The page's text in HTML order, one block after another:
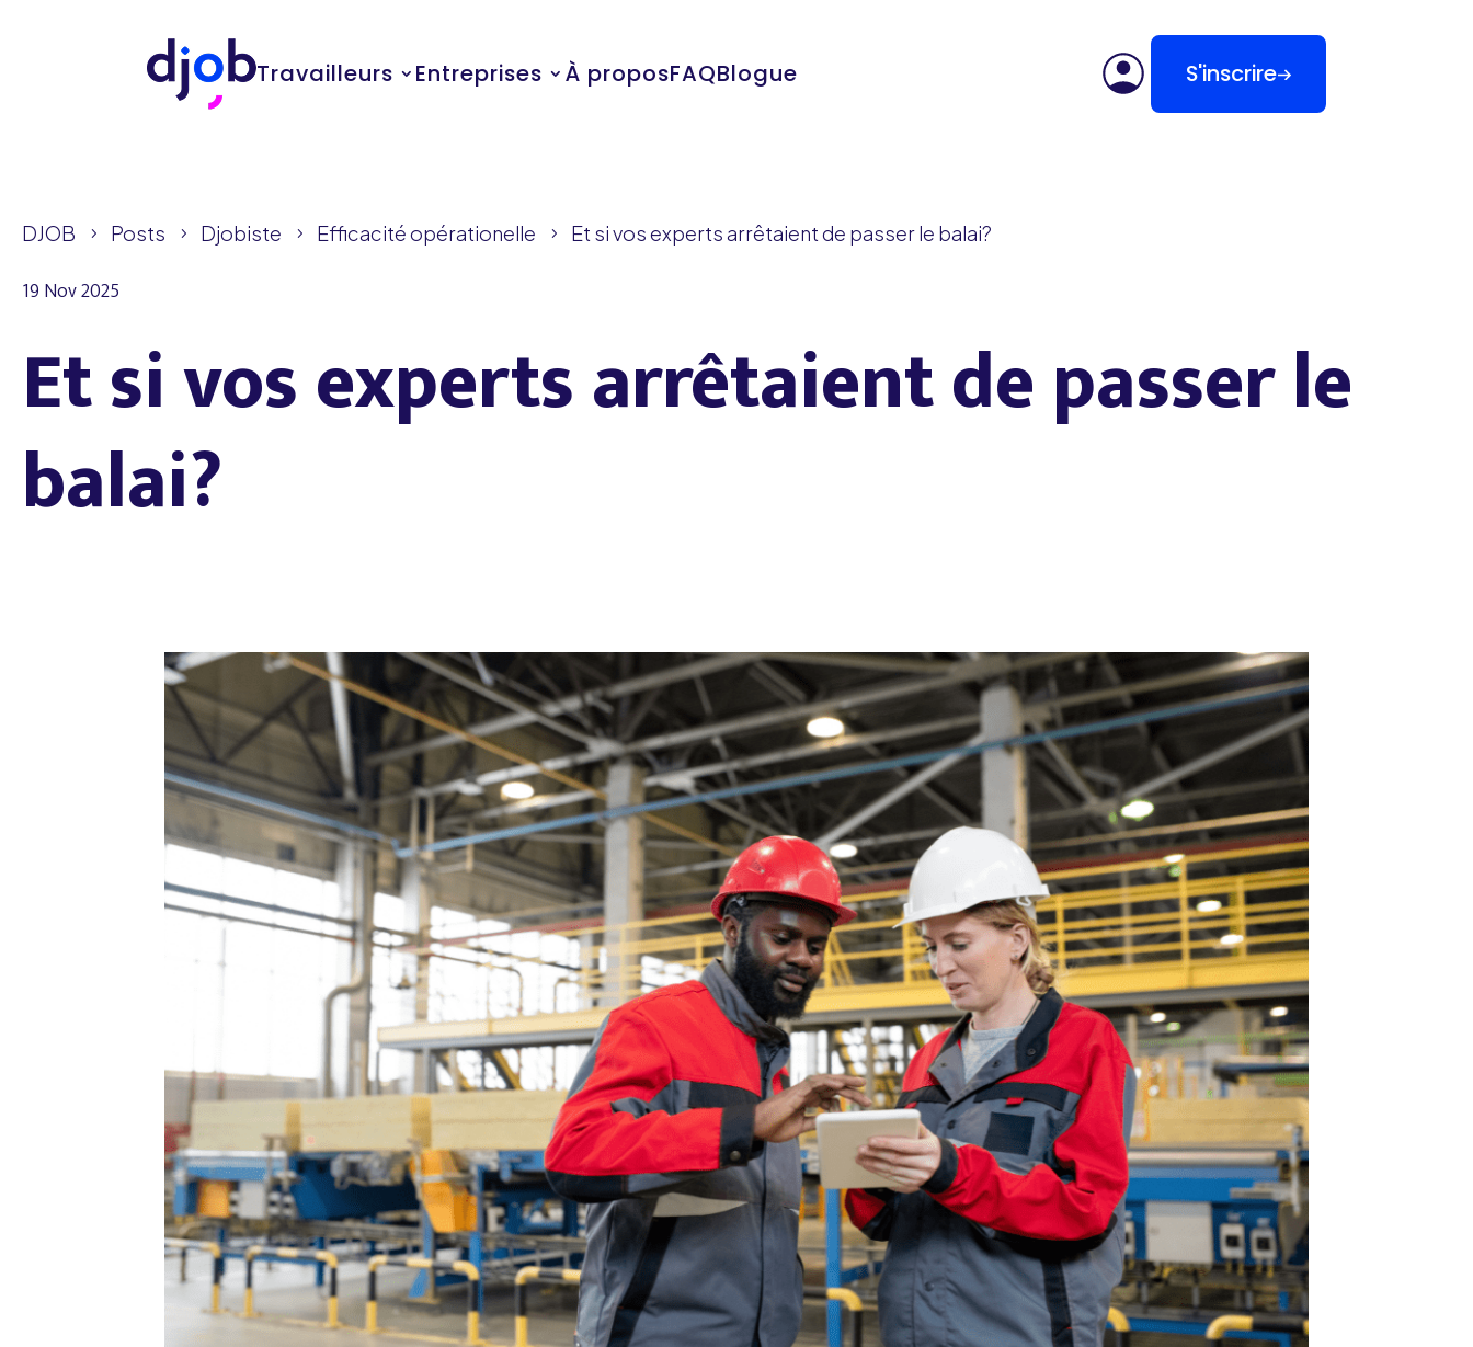
Travailleurs Entreprises À proposFAQBlogue S'inscrire
DJOB 5 Posts 5 Djobiste 5 Efficacité opérationelle 5 Et si vos experts arrêtaient de passer le balai?
19 Nov 2025
Et si vos experts arrêtaient de passer le
balai?